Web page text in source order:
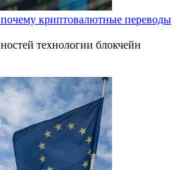
почему криптовалютные переводы
технологии блокчейн